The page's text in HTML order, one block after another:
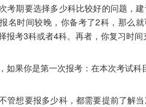
期要选择多少科比较好的问题，建
名时间较晚，你备考了2科，那么
报考3科或者4科。再者，你复习时间
果你是第一次报考：在本次考试科
想要报多少科，都需要提前了解当